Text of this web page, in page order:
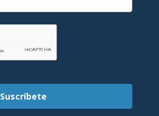
Suscríbete